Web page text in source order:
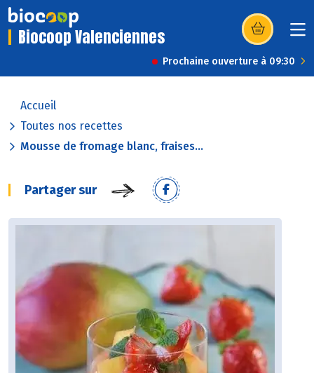
Biocoop Valenciennes (s’ouvre dans
Prochaine ouverture à 09:30
Accueil
Toutes nos recettes
Mousse de fromage blanc, fraises...
Partager sur